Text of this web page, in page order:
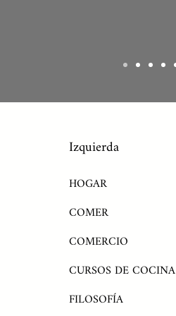
Izquierda
HOGAR
COMER
COMERCIO
CURSOS DE COCINA
FILOSOFÍA